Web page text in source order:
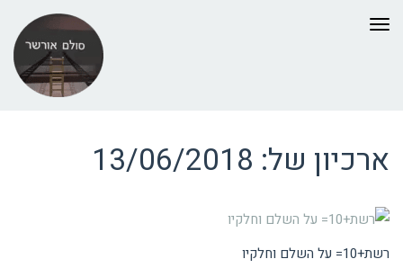
תפריט
ארכיון של: 13/06/2018
ביקורות טלויזיה
רשת+10= על השלם וחלקיו